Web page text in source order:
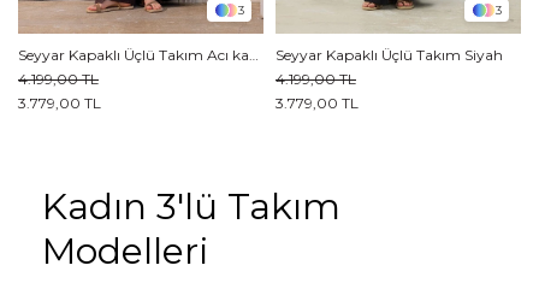
3
3.779,00 TL
4.199,00 TL
3
Seyyar Kapaklı Üçlü Takım Siyah
3.779,00 TL
4.199,00 TL
Kadın 3'lü Takım
Modelleri